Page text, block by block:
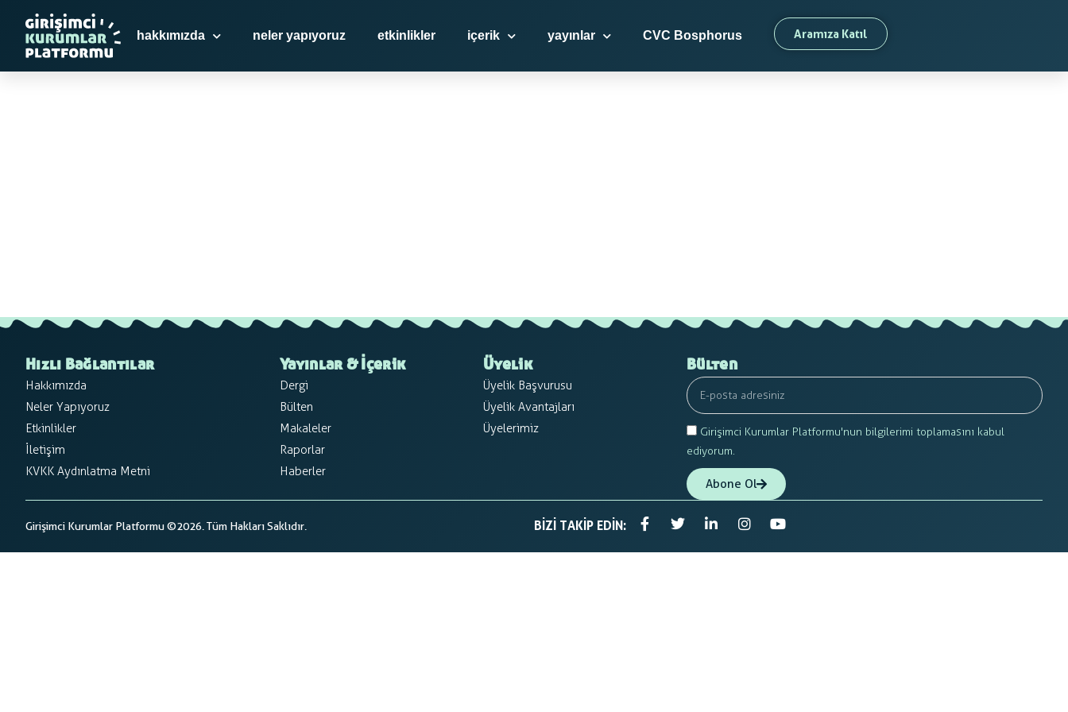
hakkımızda neler yapıyoruz etkinlikler içerik yayınlar CVC Bosphorus Aramıza Katıl
Hızlı Bağlantılar
Hakkımızda
Neler Yapıyoruz
Etkinlikler
İletişim
KVKK Aydınlatma Metni
Yayınlar & İçerik
Dergi
Bülten
Makaleler
Raporlar
Haberler
Üyelik
Üyelik Başvurusu
Üyelik Avantajları
Üyelerimiz
Bülten
Girişimci Kurumlar Platformu'nun bilgilerimi toplamasını kabul
ediyorum.
Abone Ol
Girişimci Kurumlar Platformu ©2026. Tüm Hakları Saklıdır. BIZI TAKIP EDIN: